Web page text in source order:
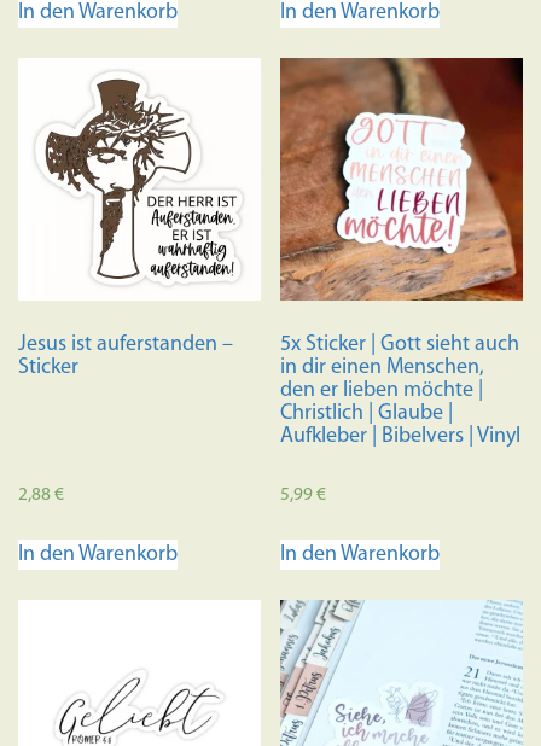
In den Warenkorb In den Warenkorb
Jesus ist auferstanden –
Sticker
2,88€
In den Warenkorb
5x Sticker | Gott sieht auch
in dir einen Menschen,
den er lieben möchte |
Christlich | Glaube |
Aufkleber | Bibelvers | Vinyl
5,99€
In den Warenkorb